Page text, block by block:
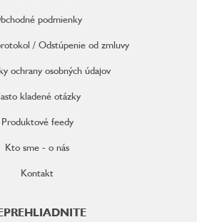
podmienky
/ Odstúpenie od zmluvy
ochrany osobných údajov
kladené otázky
Produktové feedy
Kto sme - o nás
Kontakt